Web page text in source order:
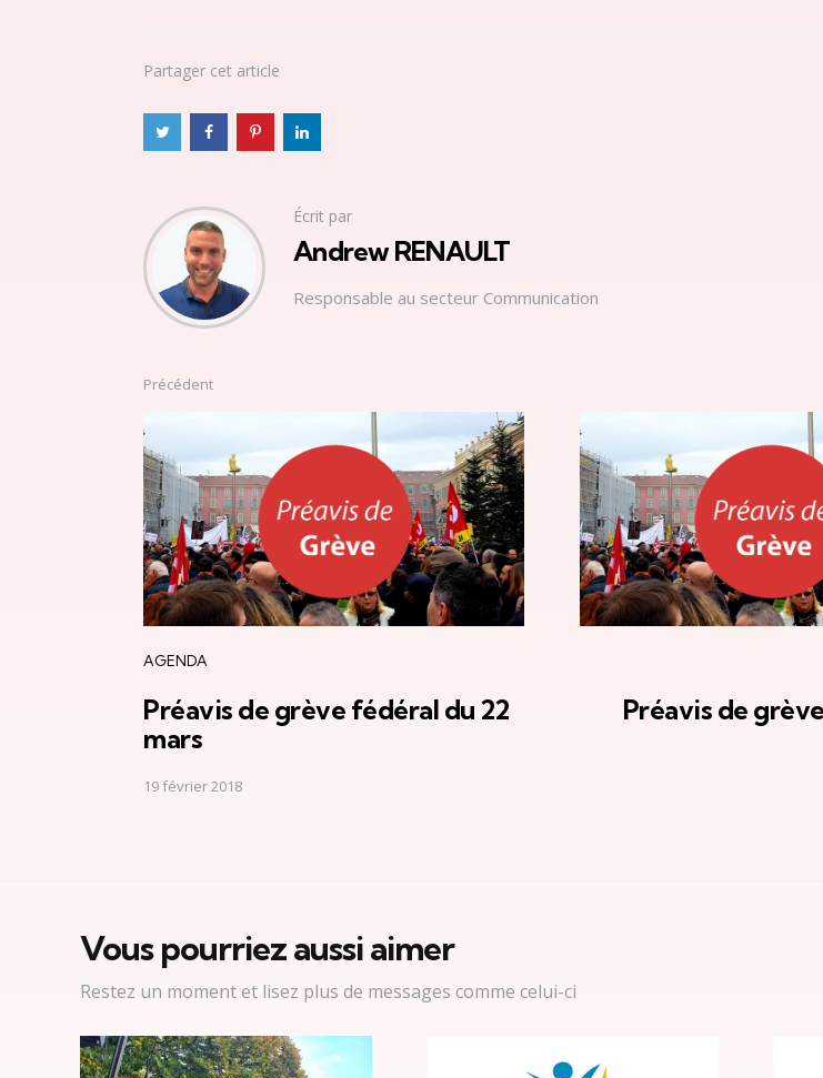
Partager cet article
Écrit par
Andrew RENAULT
Responsable au secteur Communication
Post
navigation
Précédent
AGENDA
Préavis de grève fédéral du 22
mars
19 février 2018
Préavis de
Vous pourriez aussi aimer
Restez un moment et lisez plus de messages comme celui-ci